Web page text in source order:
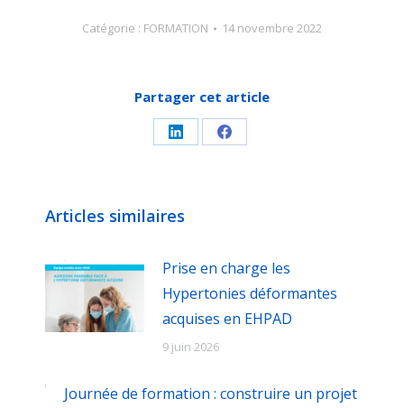
Catégorie : FORMATION 14 novembre 2022
Partager cet article
PartagerPartager
Articles similaires
Prise en charge les
Hypertonies déformantes
acquises en EHPAD
9 juin 2026
Journée de formation : construire un projet